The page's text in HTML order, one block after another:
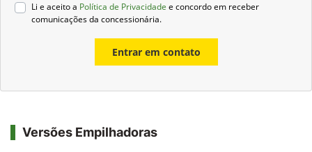
Li e aceito a Política de Privacidade e concordo em receber
comunicações da concessionária.
Entrar em contato
Versões Empilhadoras